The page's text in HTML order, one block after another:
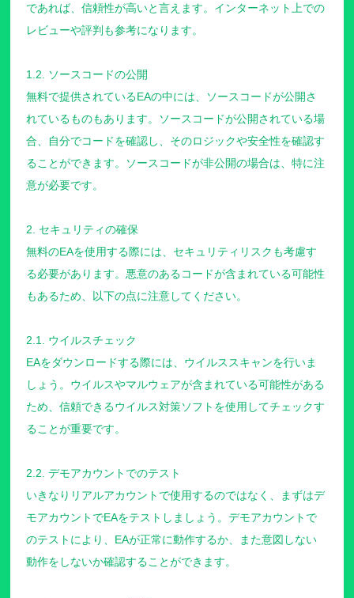
であれば、信頼性が高いと言えます。インターネット上での
レビューや評判も参考になります。
1.2. ソースコードの公開
無料で提供されているEAの中には、ソースコードが公開さ
れているものもあります。ソースコードが公開されている場
合、自分でコードを確認し、そのロジックや安全性を確認す
ることができます。ソースコードが非公開の場合は、特に注
意が必要です。
2. セキュリティの確保
無料のEAを使用する際には、セキュリティリスクも考慮す
る必要があります。悪意のあるコードが含まれている可能性
もあるため、以下の点に注意してください。
2.1. ウイルスチェック
EAをダウンロードする際には、ウイルススキャンを行いま
しょう。ウイルスやマルウェアが含まれている可能性がある
ため、信頼できるウイルス対策ソフトを使用してチェックす
ることが重要です。
2.2. デモアカウントでのテスト
いきなりリアルアカウントで使用するのではなく、まずはデ
モアカウントでEAをテストしましょう。デモアカウントで
のテストにより、EAが正常に動作するか、また意図しない
動作をしないか確認することができます。